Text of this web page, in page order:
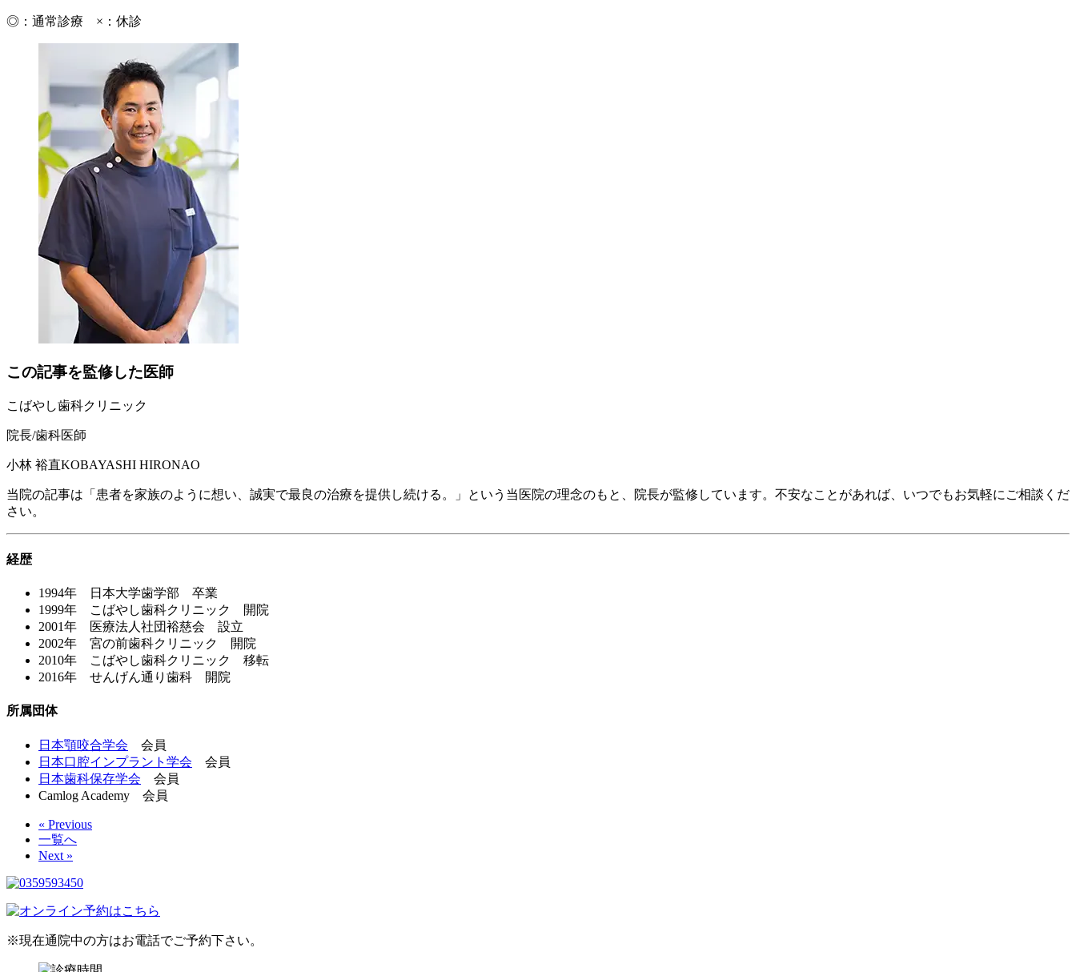
◎：通常診療 ×：休診
この記事を監修した医師
こばやし歯科クリニック
院長/歯科医師
小林 裕直KOBAYASHI HIRONAO
当院の記事は「患者を家族のように想い、誠実で最良の治療を提供し続ける。」という当医院の理念のもと、院長が監修しています。不安なことがあれば、いつでもお気軽にご相談くだ
さい。
経歴
1994年 日本大学歯学部 卒業
1999年 こばやし歯科クリニック 開院
2001年 医療法人社団裕慈会 設立
2002年 宮の前歯科クリニック 開院
2010年 こばやし歯科クリニック 移転
2016年 せんげん通り歯科 開院
所属団体
日本顎咬合学会 会員
日本口腔インプラント学会 会員
日本歯科保存学会 会員
Camlog Academy 会員
« Previous
一覧へ
Next »
※現在通院中の方はお電話でご予約下さい。